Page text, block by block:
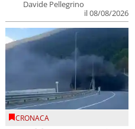
Davide Pellegrino
il 08/08/2026
CRONACA